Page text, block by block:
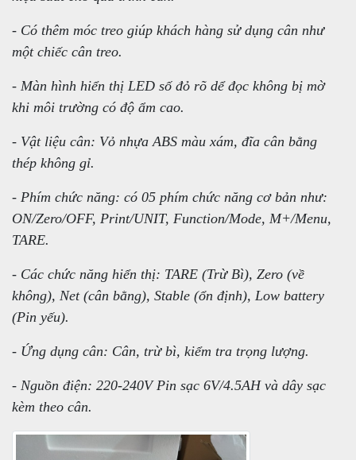
- Có thêm móc treo giúp khách hàng sử dụng cân như
một chiếc cân treo.
- Màn hình hiển thị LED số đỏ rõ dể đọc không bị mờ
khi môi trường có độ ẩm cao.
- Vật liệu cân: Vỏ nhựa ABS màu xám, đĩa cân bằng
thép không gỉ.
- Phím chức năng: có 05 phím chức năng cơ bản như:
ON/Zero/OFF, Print/UNIT, Function/Mode, M+/Menu,
TARE.
- Các chức năng hiển thị: TARE (Trừ Bì), Zero (về
không), Net (cân bằng), Stable (ổn định), Low battery
(Pin yếu).
- Ứng dụng cân: Cân, trừ bì, kiểm tra trọng lượng.
- Nguồn điện: 220-240V Pin sạc 6V/4.5AH và dây sạc
kèm theo cân.